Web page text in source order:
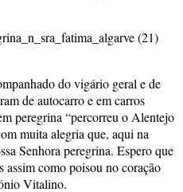
do vigário geral e de
de autocarro e em carros
peregrina “percorreu o Alentejo
muita alegria que, aqui na
Senhora peregrina. Espero que
assim como poisou no coração
Vitalino.